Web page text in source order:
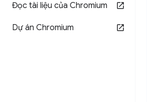
Đọc tài liệu của Chromium
Dự án Chromium